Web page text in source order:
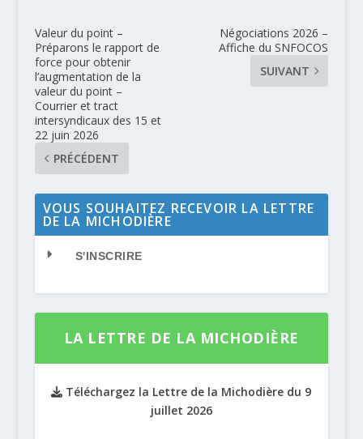
Valeur du point –
Préparons le rapport de
force pour obtenir
l’augmentation de la
valeur du point –
Courrier et tract
intersyndicaux des 15 et
22 juin 2026
PRÉCÉDENT
Négociations 2026 –
Affiche du SNFOCOS
SUIVANT
VOUS SOUHAITEZ RECEVOIR LA LETTRE
DE LA MICHODIÈRE
S'INSCRIRE
LA LETTRE DE LA MICHODIÈRE
Téléchargez la Lettre de la Michodière du 9
juillet 2026